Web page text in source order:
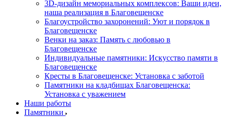
3D-дизайн мемориальных комплексов: Ваши идеи,
наша реализация в Благовещенске
Благоустройство захоронений: Уют и порядок в
Благовещенске
Венки на заказ: Память с любовью в
Благовещенске
Индивидуальные памятники: Искусство памяти в
Благовещенске
Кресты в Благовещенске: Установка с заботой
Памятники на кладбищах Благовещенска:
Установка с уважением
Наши работы
Памятники